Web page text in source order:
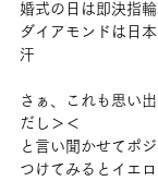
婚式の日は即決指輪
ダイアモンドは日
汗
さぁ、これも思い
だし＞＜
と言い聞かせてポジ
つけてみるとイエ